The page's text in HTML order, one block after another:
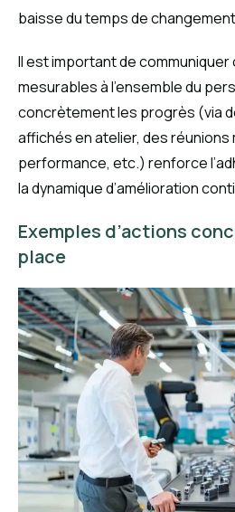
baisse du temps de
Il est important de
mesurables à l’ensemble du
concrètement les progrès (via
affichés en atelier, des réunions
performance, etc.) renforce
la dynamique d’amélioration
Exemples d’actions
place